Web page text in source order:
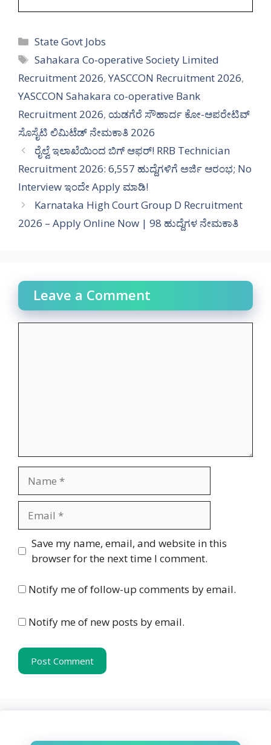
Categories
State Govt Jobs
Tags
Sahakara Co-operative Society Limited
Recruitment 2026, YASCCON Recruitment 2026,
YASCCON Sahakara co-operative Bank
Recruitment 2026, ಯಡಗೆರೆ ಸೌಹಾರ್ದ ಕೋ-ಆಪರೇಟಿವ್
ಸೊಸೈಟಿ ಲಿಮಿಟೆಡ್ ನೇಮಕಾತಿ 2026
ರೈಲ್ವೆ ಇಲಾಖೆಯಿಂದ ಬಿಗ್ ಆಫರ್! RRB Technician
Recruitment 2026: 6,557 ಹುದ್ದೆಗಳಿಗೆ ಅರ್ಜಿ ಆರಂಭ; No
Interview ಇಂದೇ Apply ಮಾಡಿ!
Karnataka High Court Group D Recruitment
2026 – Apply Online Now | 98 ಹುದ್ದೆಗಳ ನೇಮಕಾತಿ
Leave a Comment
Website
Save my name, email, and website in this
browser for the next time I comment.
Notify me of follow-up comments by email.
Notify me of new posts by email.